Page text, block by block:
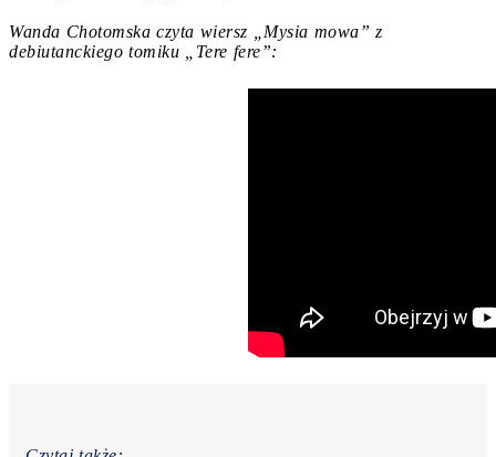
Wanda Chotomska czyta wiersz „Mysia mowa” z
debiutanckiego tomiku „Tere fere”: